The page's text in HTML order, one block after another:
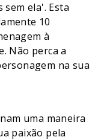
ela'. Esta
10
à
Não perca a
na sua
uma maneira
paixão pela